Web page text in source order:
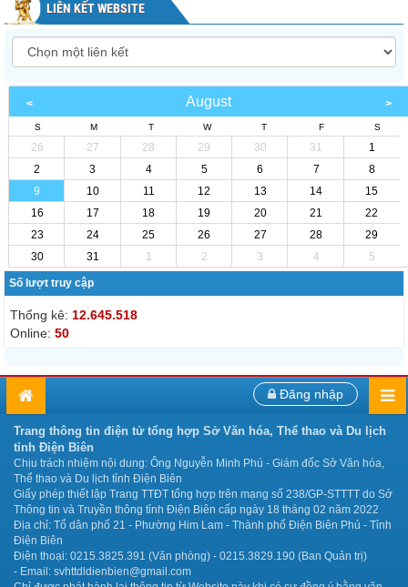
LIÊN KẾT WEBSITE
August
S M T W T F S
26 27 28 29 30 31
1
2
3 4 5 6 7
8
9
10 11 12 13 14
15
16
17 18 19 20 21
22
23
24 25 26 27 28
29
30
31 1 2 3 4 5
Số lượt truy cập
Thống kê: 12.645.518
Online: 50
Đăng nhập
Trang thông tin điện tử tổng hợp Sở Văn hóa, Thể thao và Du lịch
tỉnh Điện Biên
Chịu trách nhiệm nội dung: Ông Nguyễn Minh Phú - Giám đốc Sở Văn hóa,
Thể thao và Du lịch tỉnh Điện Biên
Giấy phép thiết lập Trang TTĐT tổng hợp trên mạng số 238/GP-STTTT do Sở
Thông tin và Truyền thông tỉnh Điện Biên cấp ngày 18 tháng 02 năm 2022
Địa chỉ: Tổ dân phố 21 - Phường Him Lam - Thành phố Điện Biên Phủ - Tỉnh
Điện Biên
Điện thoại: 0215.3825.391 (Văn phòng) - 0215.3829.190 (Ban Quản trị)
- Email: svhttdldienbien@gmail.com